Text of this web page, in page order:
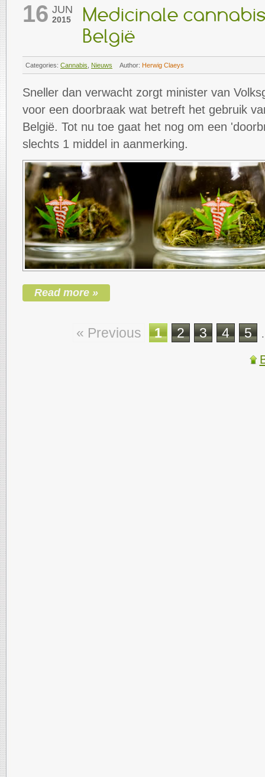
16 JUN
2015
Medicinale
België
Categories: Cannabis Nieuws Author: Herwig Claeys
Sneller dan verwacht zorgt minister van
voor een doorbraak wat betreft het gebruik
België. Tot nu toe gaat het nog om een
slechts 1 middel in aanmerking.
Read more »
« Previous 1 2 3 4 5